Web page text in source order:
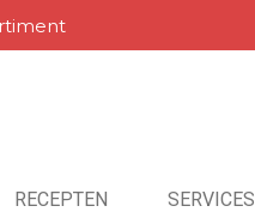
RECEPTEN SERVICES